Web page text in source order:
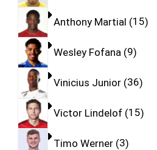
Anthony Martial 15
Wesley Fofana 9
Vinicius Junior 36
Victor Lindelof 15
Timo Werner 3